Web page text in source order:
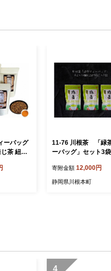
ーバッグ
茶 紐付
11-76 川根茶 「緑
ーバッグ」セット3袋
寄附金額 12,000円
静岡県川根本町
4